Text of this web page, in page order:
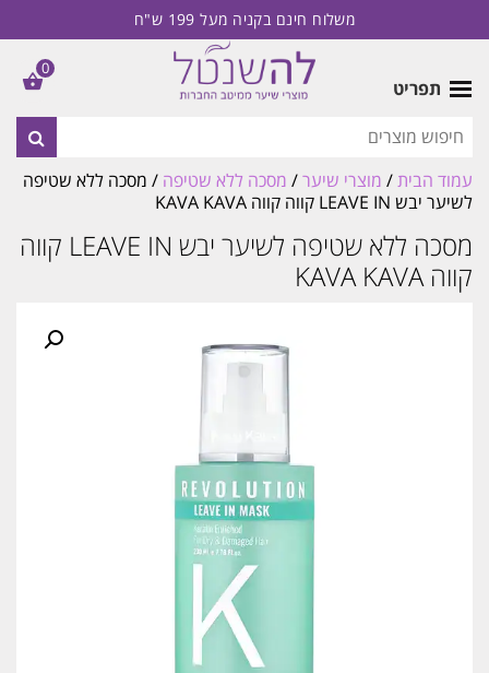
משלוח חינם בקניה מעל 199 ש"ח
תפריט
עמוד הבית/ מוצרי שיער/ מסכה ללא שטיפה / מסכה ללא שטיפה
לשיער יבש LEAVE IN קווה קווה KAVA KAVA
מסכה ללא שטיפה לשיער יבש LEAVE IN קווה
קווה KAVA KAVA
0